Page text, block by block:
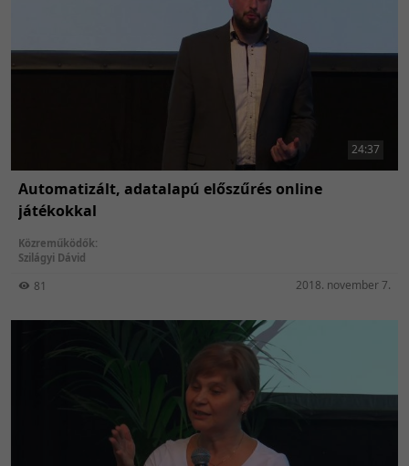
24:37
Automatizált, adatalapú előszűrés online
játékokkal
Közreműködők:
Szilágyi Dávid
81 2018. november 7.